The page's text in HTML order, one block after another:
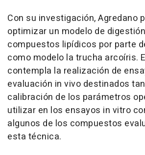
Con su investigación, Agredano
optimizar un modelo de
compuestos lipídicos por parte
como modelo la trucha arcoíris.
contempla la realización de
evaluación in vivo destinados
calibración de los parámetros
utilizar en los ensayos in vitro
algunos de los compuestos
esta técnica.